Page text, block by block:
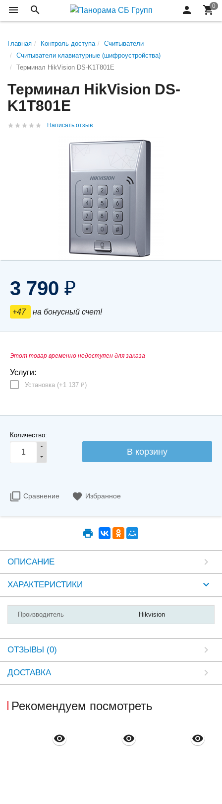
Главная Контроль доступа
Считыватели
Считыватели клавиатурные (шифроустройства)
Терминал HikVision DS-K1T801E
Терминал HikVision DS-
K1T801E
Написать отзыв
3 790 ₽
+47 на бонусный счет!
Этот товар временно недоступен для заказа
Услуги:
Установка (+1 137 ₽)
Количество:
Сравнение Избранное
ОПИСАНИЕ
ХАРАКТЕРИСТИКИ
Производитель Hikvision
ОТЗЫВЫ (0)
ДОСТАВКА
Рекомендуем посмотреть